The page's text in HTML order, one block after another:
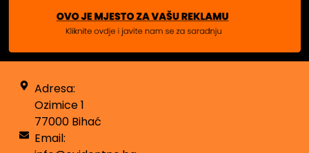
Adresa:
Ozimice 1
77000 Bihać
Email: